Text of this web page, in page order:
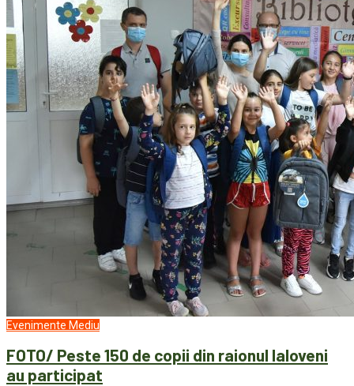
Evenimente Mediu
FOTO/ Peste 150 de copii din raionul Ialoveni
au participat